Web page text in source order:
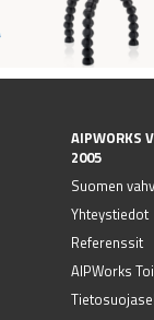
AIPWORKS
2005
Suomen
Yhteystiedot
Referenssit
AIPWorks